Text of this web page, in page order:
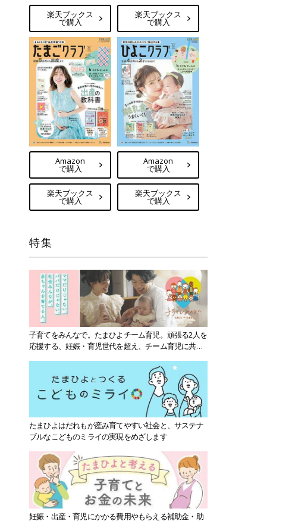
楽天ブックス
で購入
楽天ブックス
で購入
Amazon
で購入
楽天ブックス
で購入
Amazon
で購入
楽天ブックス
で購入
特集
子育てをみんなで。たまひよチーム育児。頑張る2人を
応援する、妊娠・育児世代を超え、チーム育児に共感
たまひよはだれもが産み育てやすい社会と、サステナ
ブルなこどものミライの実現をめざします
妊娠・出産・育児にかかる費用やもらえる補助金・助